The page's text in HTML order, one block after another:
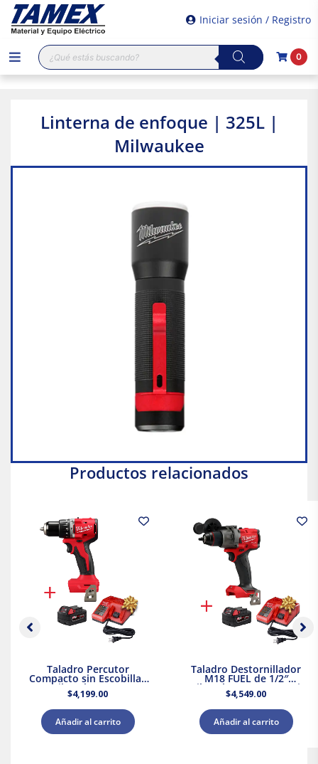
Iniciar sesión / Registro
Búsqueda
de
productos
0
Linterna de enfoque | 325L |
Milwaukee
Productos relacionados
Taladro Percutor
Compacto sin Escobillas
M18 Milwaukee 3602-20 +
Kit Batería y Cargador
$4,199.00
Añadir al carrito
Taladro Destornillador
M18 FUEL de 1/2″
Milwaukee 2903-20 + Kit
Bateria y Cargador
$4,549.00
Añadir al carrito